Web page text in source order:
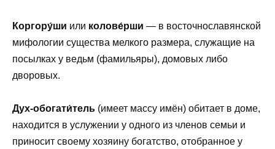
Коргору́ши или колове́рши — в восточнославянской
мифологии существа мелкого размера, служащие на
посылках у ведьм (фамильяры), домовых либо
дворовых.
Дух-обогати́тель (имеет массу имён) обитает в доме,
находится в услужении у одного из членов семьи и
приносит своему хозяину богатство, отобранное у